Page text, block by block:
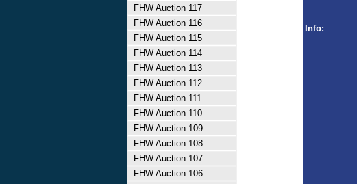
FHW Auction 117
FHW Auction 116
FHW Auction 115
FHW Auction 114
FHW Auction 113
FHW Auction 112
FHW Auction 111
FHW Auction 110
FHW Auction 109
FHW Auction 108
FHW Auction 107
FHW Auction 106
Info: